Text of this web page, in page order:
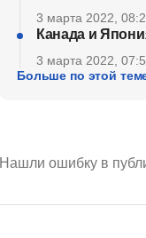
3 марта 2022,
Канада и
3 марта 2022,
Больше по этой
Нашли ошибку в